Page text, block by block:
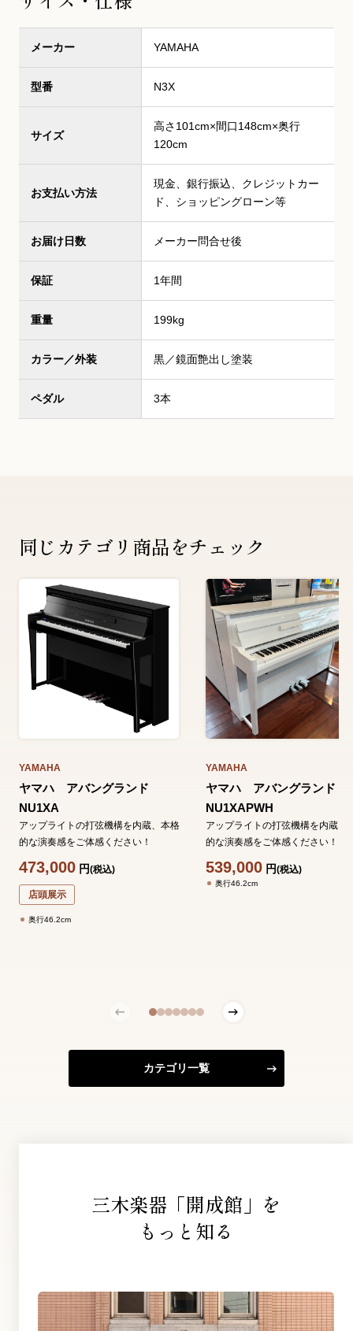
メーカー YAMAHA
型番 N3X
サイズ
高さ101cm×間口148cm×奥行
120cm
お支払い方法
現金、銀行振込、クレジットカー
ド、ショッピングローン等
お届け日数 メーカー問合せ後
保証 1年間
重量 199kg
カラー／外装 黒／鏡面艶出し塗装
ペダル 3本
同じカテゴリ商品をチェック
YAMAHA
ヤマハ アバングランド
NU1XA
アップライトの打弦機構を内蔵、本格
的な演奏感をご体感ください！
473,000円(税込)
店頭展示
奥行46.2cm
YAMAHA
ヤマハ アバングランド
NU1XAPWH
アップライトの打弦機構を内蔵、
的な演奏感をご体感ください！
539,000円(税込)
奥行46.2cm
カテゴリ一覧
三木楽器「開成館」を
もっと知る